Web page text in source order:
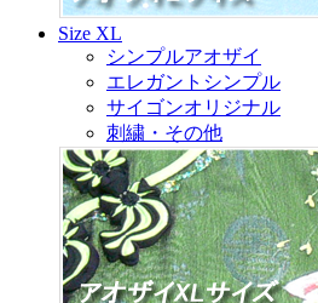
Size XL
シンプルアオザイ
エレガントシンプル
サイゴンオリジナル
刺繍・その他